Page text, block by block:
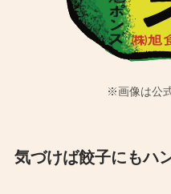
※画像は公
気づけば餃子にもハ